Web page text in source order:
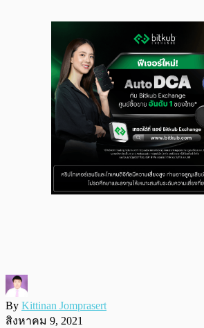
By Kittinan Jomprasert
สิงหาคม 9, 2021